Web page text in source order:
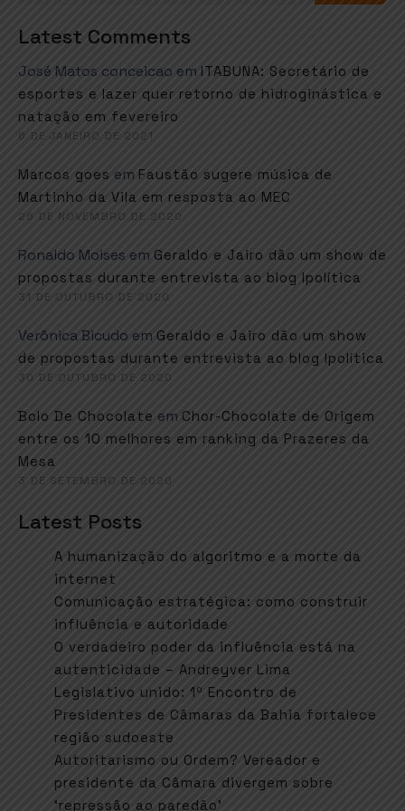
Latest Comments
José Matos conceicao em ITABUNA: Secretário de
esportes e lazer quer retorno de hidroginástica e
natação em fevereiro
6 DE JANEIRO DE 2021
Marcos goes em Faustão sugere música de
Martinho da Vila em resposta ao MEC
26 DE NOVEMBRO DE 2020
Ronaldo Moises em Geraldo e Jairo dão um show de
propostas durante entrevista ao blog Ipolítica
31 DE OUTUBRO DE 2020
Verônica Bicudo em Geraldo e Jairo dão um show
de propostas durante entrevista ao blog Ipolítica
30 DE OUTUBRO DE 2020
Bolo De Chocolate em Chor-Chocolate de Origem
entre os 10 melhores em ranking da Prazeres da
Mesa
3 DE SETEMBRO DE 2020
Latest Posts
A humanização do algoritmo e a morte da
internet
Comunicação estratégica: como construir
influência e autoridade
O verdadeiro poder da influência está na
autenticidade – Andreyver Lima
Legislativo unido: 1º Encontro de
Presidentes de Câmaras da Bahia fortalece
região sudoeste
Autoritarismo ou Ordem? Vereador e
presidente da Câmara divergem sobre
‘repressão ao paredão’